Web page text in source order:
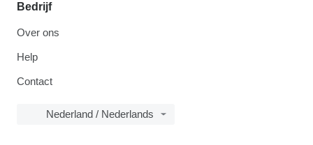
Bedrijf
Over ons
Help
Contact
Nederland / Nederlands